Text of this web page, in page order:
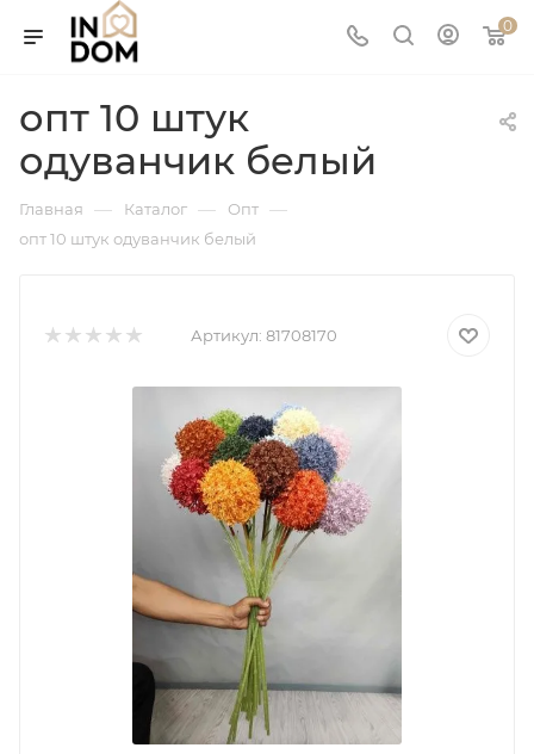
0
опт 10 штук
одуванчик белый
Главная — Каталог — Опт —
опт 10 штук одуванчик белый
Артикул: 81708170